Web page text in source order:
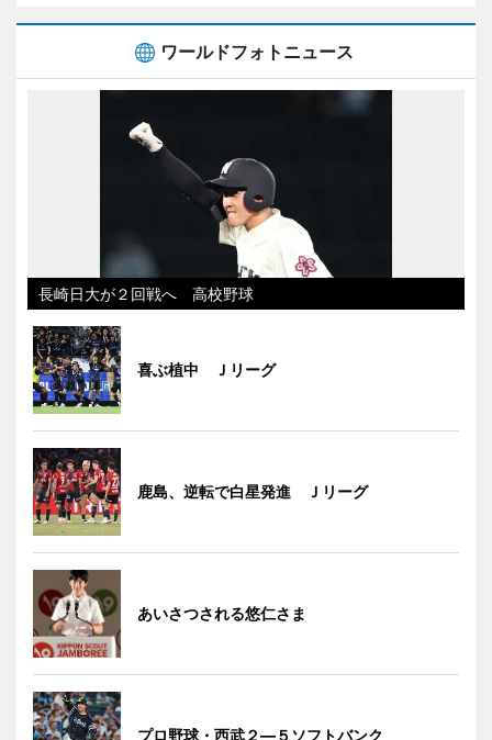
ワールドフォトニュース
長崎日大が２回戦へ 高校野球
喜ぶ植中 Ｊリーグ
鹿島、逆転で白星発進 Ｊリーグ
あいさつされる悠仁さま
プロ野球・西武２―５ソフトバンク